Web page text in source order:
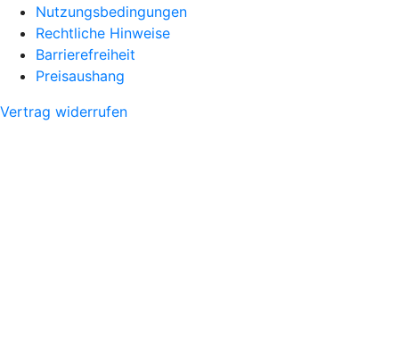
Nutzungsbedingungen
Rechtliche Hinweise
Barrierefreiheit
Preisaushang
Vertrag widerrufen